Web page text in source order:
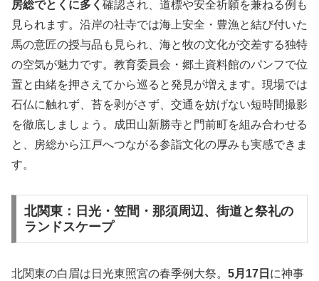
房総でとくに多く 確認され、道標や安全祈願を兼ねる例も
見られます。沿岸の社寺では海上安全・豊漁と結び付いた
馬の意匠の授与品も見られ、海と牧の文化が交差する独特
の空気が魅力です。教育委員会・郷土資料館のパンフで位
置と由緒を押さえてから巡ると発見が増えます。現場では
石仏に触れず、苔を剥がさず、交通を妨げない短時間撮影
を徹底しましょう。成田山新勝寺と門前町を組み合わせる
と、房総から江戸へつながる参詣文化の厚みも実感できま
す。
北関東：日光・笠間・那須周辺、街道と祭礼の
ランドスケープ
北関東の白眉は日光東照宮の春季例大祭。 5月17日 に神事